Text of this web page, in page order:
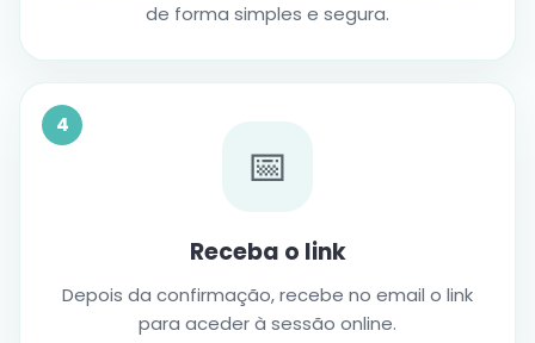
de forma simples e segura.
4
📅
Receba o link
Depois da confirmação, recebe no email o link
para aceder à sessão online.